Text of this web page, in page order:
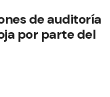
de auditoría
por parte del